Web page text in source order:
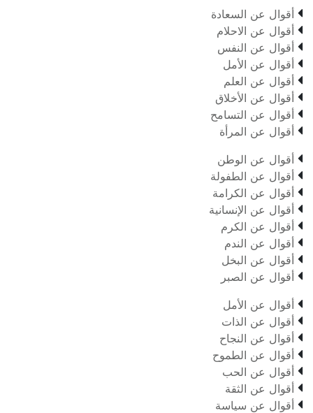
 أقوال عن السعادة
 أقوال عن الاحلام
 أقوال عن النفس
 أقوال عن الأمل
 أقوال عن العلم
 أقوال عن الأخلاق
 أقوال عن التسامح
 أقوال عن المرأة
 أقوال عن الوطن
 أقوال عن الطفولة
 أقوال عن الكرامة
 أقوال عن الإنسانية
 أقوال عن الكرم
 أقوال عن الندم
 أقوال عن البخل
 أقوال عن الصبر
 أقوال عن الأمل
 أقوال عن الذات
 أقوال عن النجاح
 أقوال عن الطموح
 أقوال عن الحب
 أقوال عن الثقة
 أقوال عن سياسة